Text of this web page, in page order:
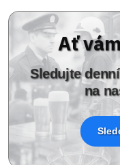
Ať
Sledujte
na